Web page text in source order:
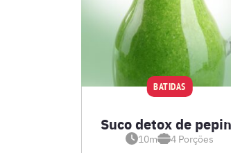
BATIDAS
Suco detox de
10m 4 Porções